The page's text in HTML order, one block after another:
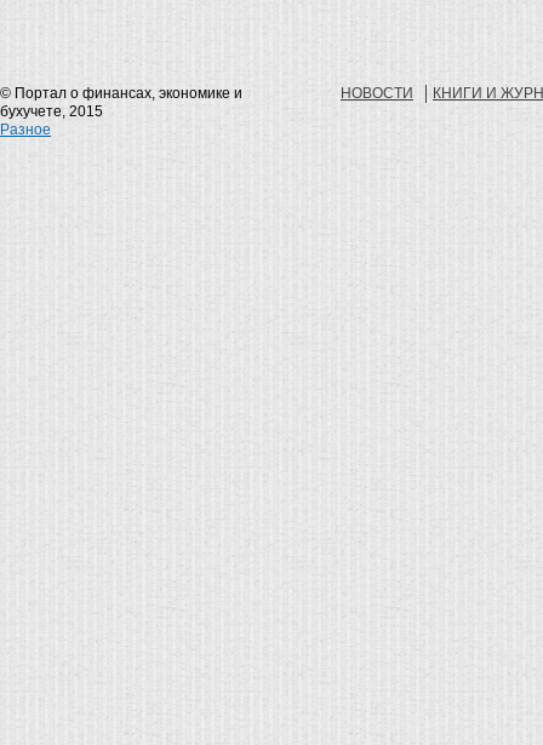
© Портал о финансах, экономике и
бухучете, 2015
Разное
НОВОСТИ КНИГИ И